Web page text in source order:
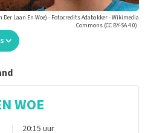
Der Laan En Woe) - Fotocredits Adabakker - Wikimedia
Commons (CC BY-SA 4.0)
WOE
20:15 uur